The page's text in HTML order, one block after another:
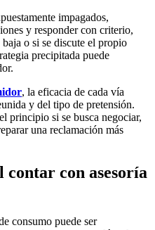
impagados,
y responder con criterio,
o si se discute el propio
precipitada puede
, la eficacia de cada vía
y del tipo de pretensión.
principio si se busca negociar,
una reclamación más
contar con asesoría
consumo puede ser